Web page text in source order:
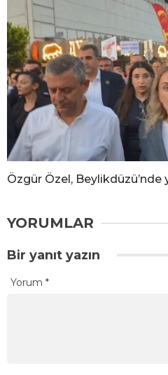
Özgür Özel, Beylikdüzü’nde
YORUMLAR
Bir yanıt yazın
Yorum *